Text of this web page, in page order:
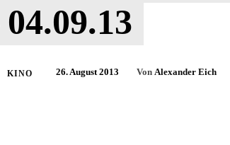
KINO 26. August 2013 Von Alexander Eich